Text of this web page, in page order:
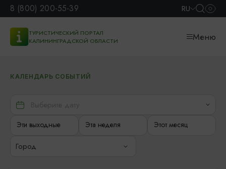
8 (800) 200-55-39 RU
ТУРИСТИЧЕСКИЙ ПОРТАЛ
КАЛИНИНГРАДСКОЙ ОБЛАСТИ
Меню
КАЛЕНДАРЬ СОБЫТИЙ
Эти выходные Эта неделя Этот месяц
Город